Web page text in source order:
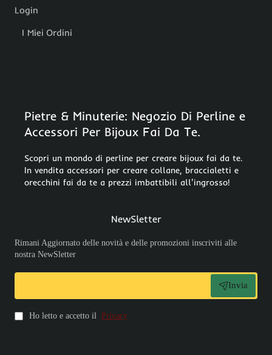
Login
I Miei Ordini
Pietre & Minuterie: Negozio Di Perline e
Accessori Per Bijoux Fai Da Te.
Scopri un mondo di perline per creare bijoux fai da te.
In vendita accessori per creare collane, braccialetti e
orecchini fai da te a prezzi imbattibili all'ingrosso!
NewSletter
Rimani Aggiornato delle novità e delle promozioni inscriviti alle
nostra NewSletter
Invia
Ho letto e accetto il Privacy